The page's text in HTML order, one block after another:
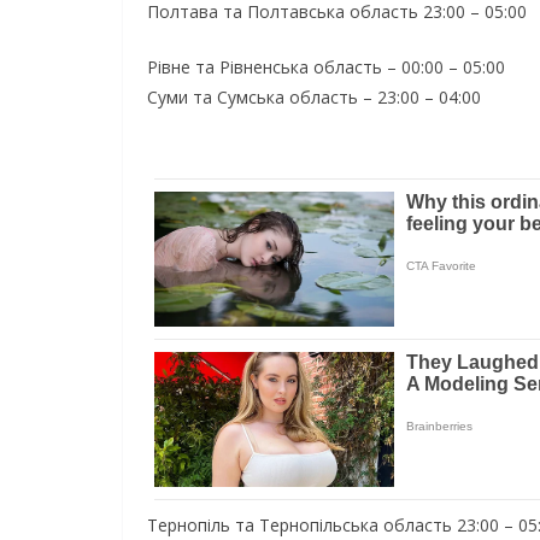
Полтава та Полтавська область 23:00 – 05:00
Рівне та Рівненська область – 00:00 – 05:00
Суми та Сумська область – 23:00 – 04:00
Тернопіль та Тернопільська область 23:00 –